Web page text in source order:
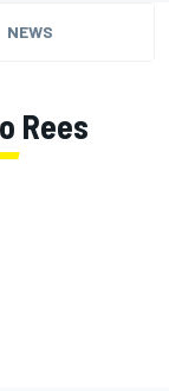
NEWS
Rees